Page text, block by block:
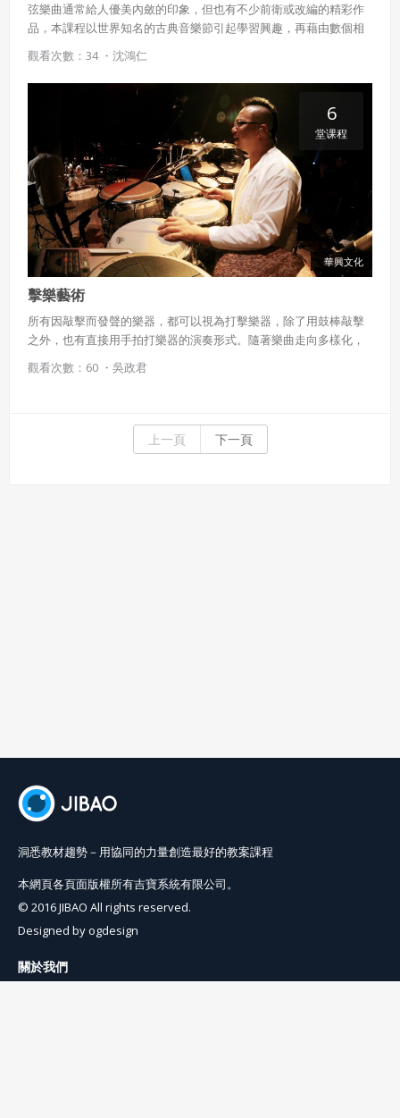
弦樂曲通常給人優美內斂的印象，但也有不少前衛或改編的精彩作
品，本課程以世界知名的古典音樂節引起學習興趣，再藉由數個相
關的表演團體和作曲家的創作，聆賞弦樂器與其他樂器的搭配樂
趣，感受弦樂豐富多變的演繹方式。
觀看次數：34 ・ 沈鴻仁
華興文化
6
堂课程
擊樂藝術
所有因敲擊而發聲的樂器，都可以視為打擊樂器，除了用鼓棒敲擊
之外，也有直接用手拍打樂器的演奏形式。隨著樂曲走向多樣化，
出現各種形式、材質的打擊樂器。此課程除了一般常見西洋打擊樂
器之外，也涵蓋了較特殊的擊樂器、手鼓擊樂藝術家吳政君老師等
觀看次數：60 ・ 吳政君
上一頁 下一頁
洞悉教材趨勢－用協同的力量創造最好的教案課程
本網頁各頁面版權所有吉寶系統有限公司。
© 2016 JIBAO All rights reserved.
Designed byogdesign
關於我們